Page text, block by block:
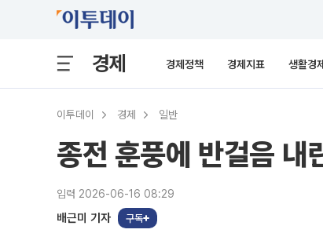
경제 경제정책 경제지표 생활경제
이투데이 경제 일반
종전 훈풍에 반걸음
입력 2026-06-16 08:29
배근미 기자 구독